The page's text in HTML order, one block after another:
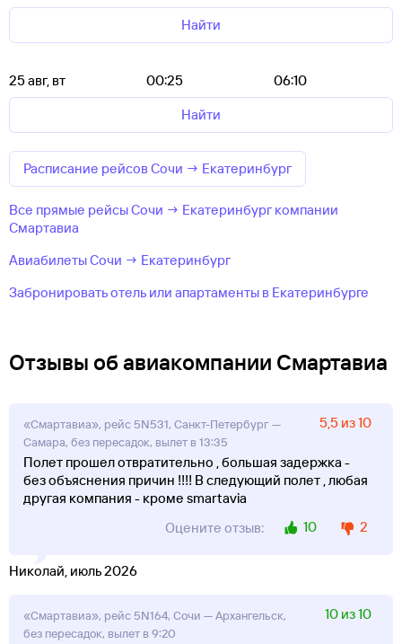
Найти
25 авг, вт 00:25
06:10
Найти
Расписание рейсов Сочи → Екатеринбург
Все прямые рейсы Сочи → Екатеринбург компании
Смартавиа
Авиабилеты Сочи → Екатеринбург
Забронировать отель или апартаменты в Екатеринбурге
Отзывы об авиакомпании Смартавиа
«Смартавиа», рейс 5N531, Санкт-Петербург —
Самара, без пересадок, вылет в 13:35
5,5 из 10
Полет прошел отвратительно , большая задержка -
без объяснения причин !!!! В следующий полет , любая
другая компания - кроме smartavia
Оцените отзыв:
10 2
Николай, июль 2026
«Смартавиа», рейс 5N164, Сочи — Архангельск,
без пересадок, вылет в 9:20
10 из 10